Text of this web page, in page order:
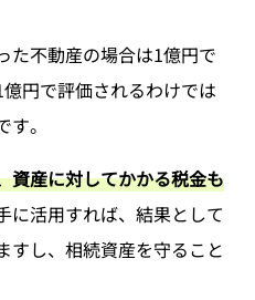
た不動産の場合は1億円で
円で評価されるわけでは
。
資産に対してかかる税金も
に活用すれば、結果として
すし、相続資産を守ること